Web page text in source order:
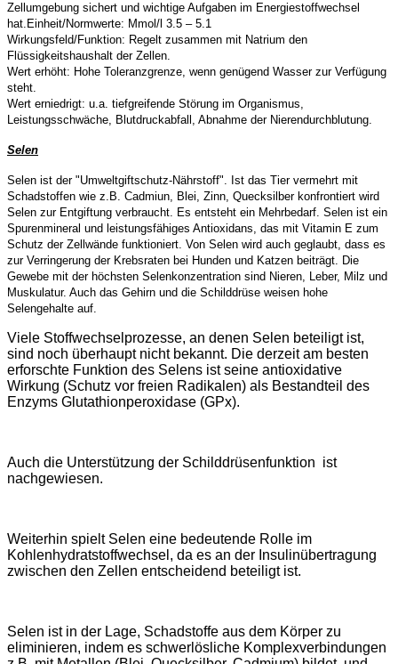
Zellumgebung sichert und wichtige Aufgaben im Energiestoffwechsel
hat.Einheit/Normwerte: Mmol/l 3.5 – 5.1
Wirkungsfeld/Funktion: Regelt zusammen mit Natrium den
Flüssigkeitshaushalt der Zellen.
Wert erhöht: Hohe Toleranzgrenze, wenn genügend Wasser zur Verfügung
steht.
Wert erniedrigt: u.a. tiefgreifende Störung im Organismus,
Leistungsschwäche, Blutdruckabfall, Abnahme der Nierendurchblutung.
Selen
Selen ist der "Umweltgiftschutz-Nährstoff". Ist das Tier vermehrt mit
Schadstoffen wie z.B. Cadmiun, Blei, Zinn, Quecksilber konfrontiert wird
Selen zur Entgiftung verbraucht. Es entsteht ein Mehrbedarf. Selen ist ein
Spurenmineral und leistungsfähiges Antioxidans, das mit Vitamin E zum
Schutz der Zellwände funktioniert. Von Selen wird auch geglaubt, dass es
zur Verringerung der Krebsraten bei Hunden und Katzen beiträgt. Die
Gewebe mit der höchsten Selenkonzentration sind Nieren, Leber, Milz und
Muskulatur. Auch das Gehirn und die Schilddrüse weisen hohe
Selengehalte auf.
Viele Stoffwechselprozesse, an denen Selen beteiligt ist,
sind noch überhaupt nicht bekannt. Die derzeit am besten
erforschte Funktion des Selens ist seine antioxidative
Wirkung (Schutz vor freien Radikalen) als Bestandteil des
Enzyms Glutathionperoxidase (GPx).
Auch die Unterstützung der Schilddrüsenfunktion ist
nachgewiesen.
Weiterhin spielt Selen eine bedeutende Rolle im
Kohlenhydratstoffwechsel, da es an der Insulinübertragung
zwischen den Zellen entscheidend beteiligt ist.
Selen ist in der Lage, Schadstoffe aus dem Körper zu
eliminieren, indem es schwerlösliche Komplexverbindungen